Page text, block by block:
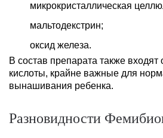
микрокристаллическая
мальтодекстрин;
оксид железа.
В состав препарата также
кислоты, крайне важные для
вынашивания ребенка.
Разновидности